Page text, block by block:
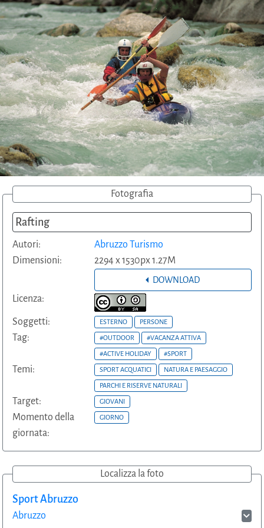
Fotografia
Rafting
Autori:
Abruzzo Turismo
Dimensioni:
2294 x 1530px 1.27M
DOWNLOAD
Licenza:
Soggetti: ESTERNO PERSONE
Tag: #OUTDOOR #VACANZA ATTIVA
#ACTIVE HOLIDAY #SPORT
Temi: SPORT ACQUATICI NATURA E PAESAGGIO
PARCHI E RISERVE NATURALI
Target: GIOVANI
Momento della
giornata:
GIORNO
Localizza la foto
Sport Abruzzo
Abruzzo